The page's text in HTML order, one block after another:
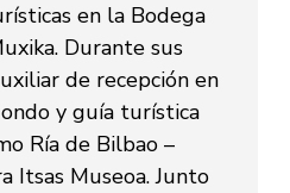
en la Bodega
Durante sus
de recepción en
y guía turística
Ría de Bilbao –
Itsas Museoa. Junto